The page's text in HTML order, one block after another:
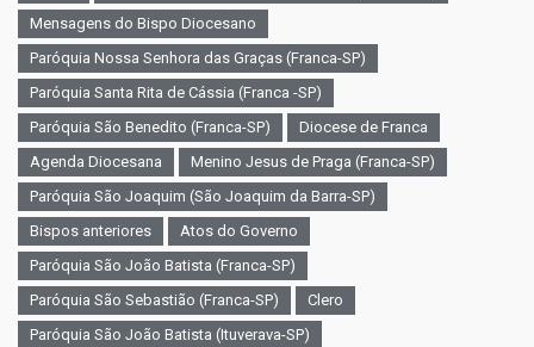
Mensagens do Bispo Diocesano
Paróquia Nossa Senhora das Graças (Franca-SP)
Paróquia Santa Rita de Cássia (Franca -SP)
Paróquia São Benedito (Franca-SP)
Diocese de Franca
Agenda Diocesana
Menino Jesus de Praga (Franca-SP)
Paróquia São Joaquim (São Joaquim da Barra-SP)
Bispos anteriores
Atos do Governo
Paróquia São João Batista (Franca-SP)
Paróquia São Sebastião (Franca-SP)
Clero
Paróquia São João Batista (Ituverava-SP)